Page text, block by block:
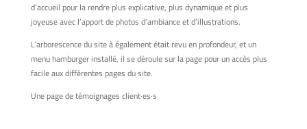
d’accueil pour la rendre plus explicative, plus dynamique et plus
joyeuse avec l’apport de photos d’ambiance et d’illustrations.
L’arborescence du site à également était revu en profondeur, et un
menu hamburger installé, il se déroule sur la page pour un accès plus
facile aux différentes pages du site.
Une page de témoignages client·es·s